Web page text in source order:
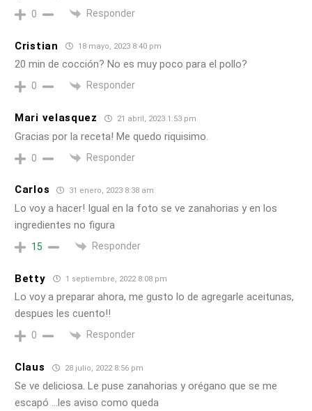
0 Responder
Cristian 18 mayo, 2023 8:40 pm
20 min de cocción? No es muy poco para el pollo?
0 Responder
Mari velasquez 21 abril, 2023 1:53 pm
Gracias por la receta! Me quedo riquisimo.
0 Responder
Carlos 31 enero, 2023 8:38 am
Lo voy a hacer! Igual en la foto se ve zanahorias y en los
ingredientes no figura
15 Responder
Betty 1 septiembre, 2022 8:08 pm
Lo voy a preparar ahora, me gusto lo de agregarle aceitunas,
despues les cuento!!
0 Responder
Claus 28 julio, 2022 8:56 pm
Se ve deliciosa. Le puse zanahorias y orégano que se me
escapó …les aviso como queda